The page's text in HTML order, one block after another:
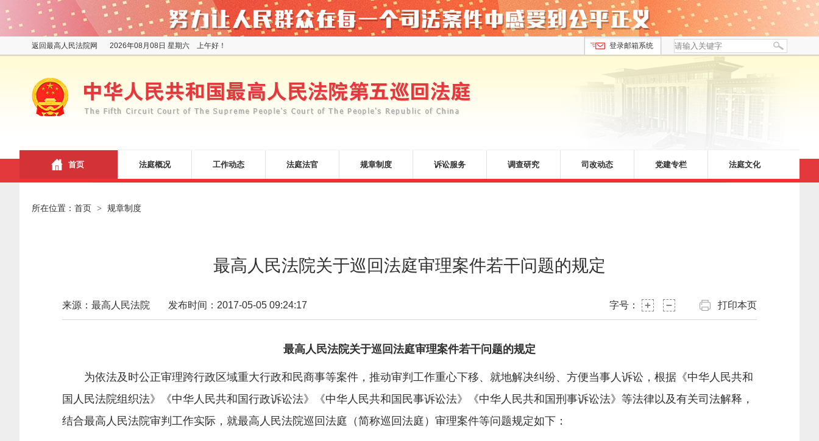
返回最高人民法院网 2026年08月08日 星期六 上午好！ 登录邮箱系统
首页 法庭概况 工作动态 法庭法官 规章制度 诉讼服务 调查研究 司改动态 党建专栏 法庭文化
所在位置： 首页 > 规章制度
最高人民法院关于巡回法庭审理案件若干问题的规定
来源：最高人民法院 发布时间：2017-05-05 09:24:17 字号： 打印本页
最高人民法院关于巡回法庭审理案件若干问题的规定
为依法及时公正审理跨行政区域重大行政和民商事等案件，推动审判工作重心下移、就地解决纠纷、方便当事人诉讼，根据《中华人民共和
国人民法院组织法》《中华人民共和国行政诉讼法》《中华人民共和国民事诉讼法》《中华人民共和国刑事诉讼法》等法律以及有关司法解释，
结合最高人民法院审判工作实际，就最高人民法院巡回法庭（简称巡回法庭）审理案件等问题规定如下：